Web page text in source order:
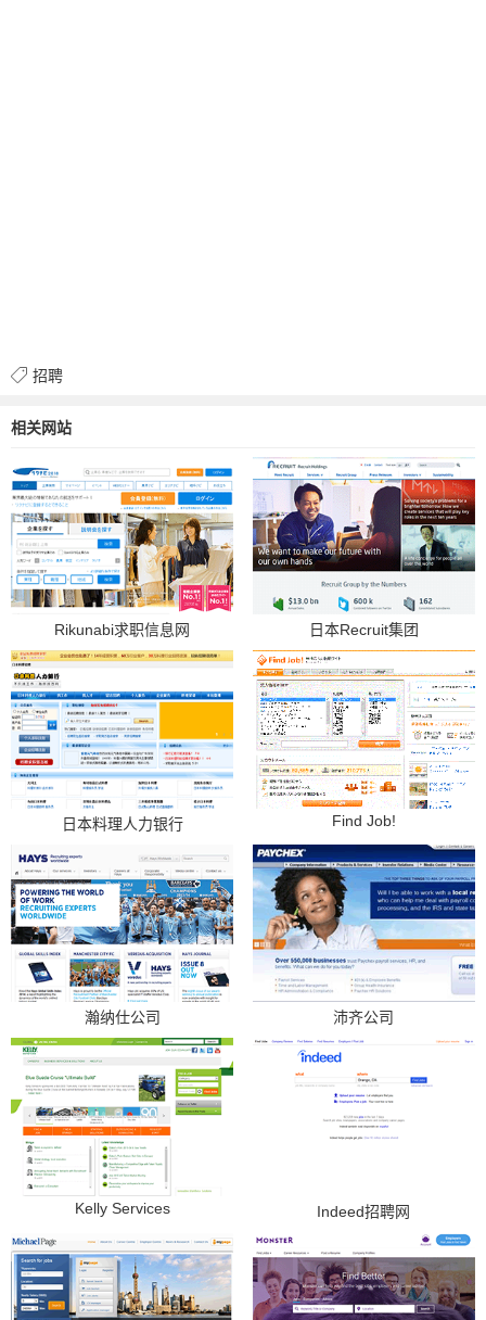
招聘
相关网站
Rikunabi求职信息网 日本Recruit集团
日本料理人力银行 Find Job!
瀚纳仕公司 沛齐公司
Kelly Services Indeed招聘网